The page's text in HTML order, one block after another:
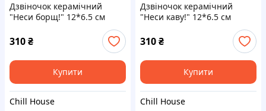
Дзвіночок керамічний
"Неси борщ!" 12*6.5 см
Гранд Презент GP-AA-B-001
310₴
Купити
Chill House
Дзвіночок керамічний
"Неси каву!" 12*6.5 см
Гранд Презент GP-AA-B-002
310₴
Купити
Chill House